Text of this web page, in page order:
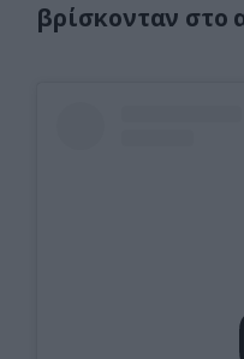
βρίσκονταν στο